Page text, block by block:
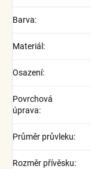
Barva:
Materiál :
Osazení:
Povrchová
úprava:
Průměr průvleku:
Rozměr přívěsku: